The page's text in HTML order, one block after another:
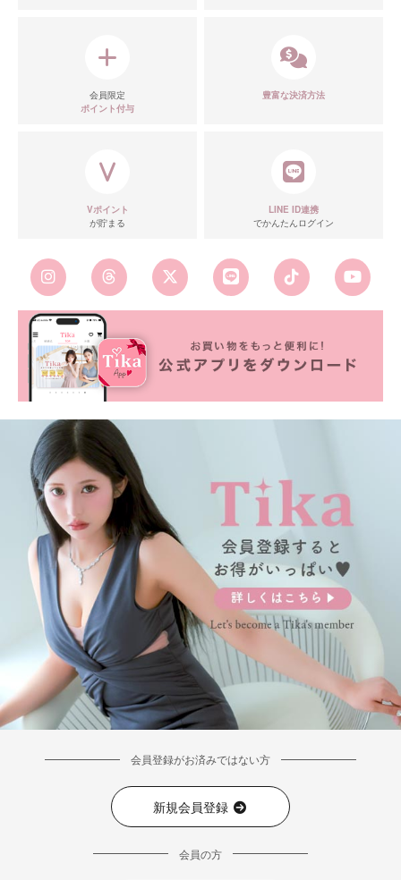
■カラーバリエーション
会員限定
ポイント付与
豊富な決済方法
Vポイント
が貯まる
LINE ID連携
でかんたんログイン
会員登録がお済みではない方
新規会員登録
会員の方